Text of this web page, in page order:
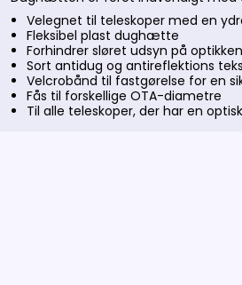
Velegnet til teleskoper med en
Fleksibel plast dughætte
Forhindrer sløret udsyn på
Sort antidug og antireflektions
Velcrobånd til fastgørelse for en
Fås til forskellige OTA-diametre
Til alle teleskoper, der har en